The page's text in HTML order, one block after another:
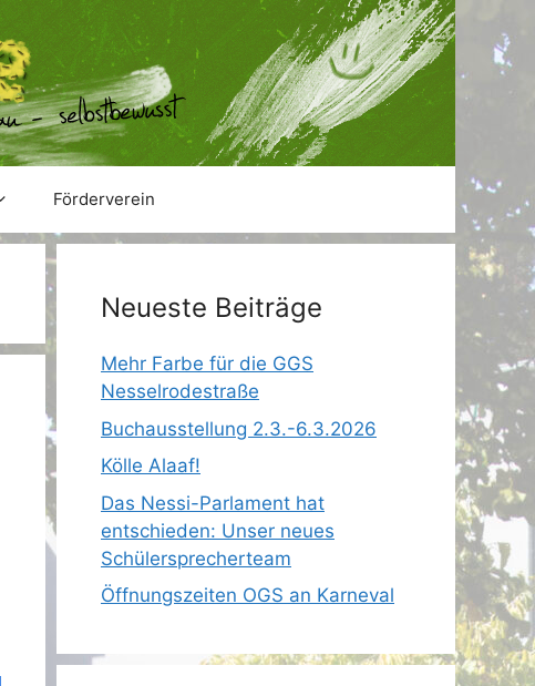
Förderverein
Neueste Beiträge
Mehr Farbe für die GGS
Nesselrodestraße
Buchausstellung 2.3.-6.3.2026
Kölle Alaaf!
Das Nessi-Parlament hat
entschieden: Unser neues
Schülersprecherteam
Öffnungszeiten OGS an Karneval